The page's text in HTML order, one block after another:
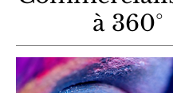
à 360°